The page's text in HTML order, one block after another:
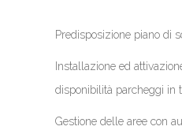
Predisposizione piano di
Installazione ed
disponibilità parcheggi in
Gestione delle aree con